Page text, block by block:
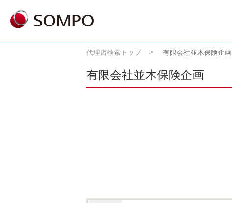
代理店検索トップ 有限会社並木保険企画
有限会社並木保険企画